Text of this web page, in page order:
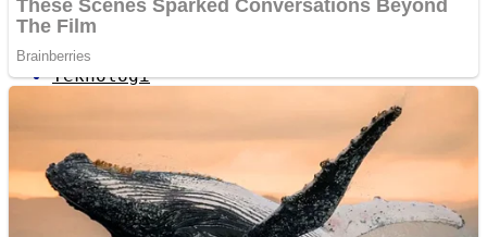
Teknologi
Sport